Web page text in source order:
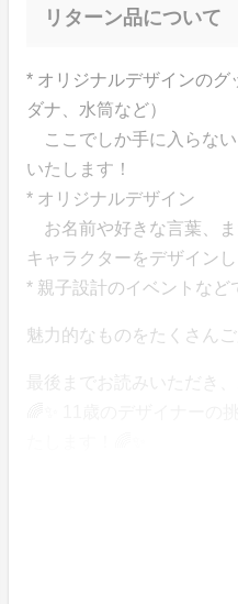
リターン品について
* オリジナルデザインのグ
ダナ、水筒など）
ここでしか手に入らな
いたします！
* オリジナルデザイン
お名前や好きな言葉、
キャラクターをデザインし
* 親子設計のイベントなど
魅力的なものをたくさん
最後までお読みいただき